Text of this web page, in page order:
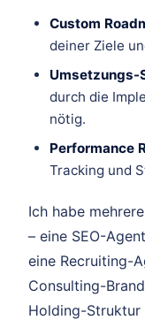
Custom
deiner Ziele
Umsetzungs-
durch die
nötig.
Performance
Tracking und
Ich habe
– eine SEO-
eine Recruiting-
Consulting-
Holding-